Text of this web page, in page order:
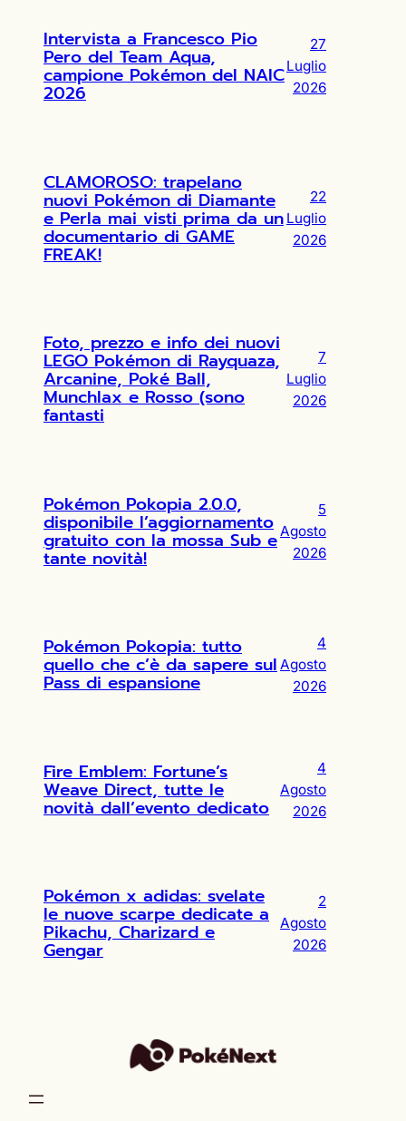
Intervista a Francesco Pio
Pero del Team Aqua,
campione Pokémon del NAIC
2026
27
Luglio
2026
CLAMOROSO: trapelano
nuovi Pokémon di Diamante
e Perla mai visti prima da un
documentario di GAME
FREAK!
22
Luglio
2026
Foto, prezzo e info dei nuovi
LEGO Pokémon di Rayquaza,
Arcanine, Poké Ball,
Munchlax e Rosso (sono
fantasti
7
Luglio
2026
Pokémon Pokopia 2.0.0,
disponibile l’aggiornamento
gratuito con la mossa Sub e
tante novità!
5
Agosto
2026
Pokémon Pokopia: tutto
quello che c’è da sapere sul
Pass di espansione
4
Agosto
2026
Fire Emblem: Fortune’s
Weave Direct, tutte le
novità dall’evento dedicato
4
Agosto
2026
Pokémon x adidas: svelate
le nuove scarpe dedicate a
Pikachu, Charizard e
Gengar
2
Agosto
2026